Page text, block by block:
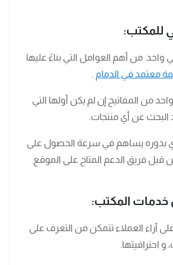
للمكتب:
واحد من أهم العوامل التي بناءً عليها
معتمد في الدمام .
من المفاتيح إن لم يكن أولها التي
البحث عن أي منتجات.
بدوره يساهم في سرعة الحصول على
قبل فريق الدعم المتاح على الموقع
خدمات المكتب:
آراء العملاء تتمكن من التعرف على
احترافيتها.